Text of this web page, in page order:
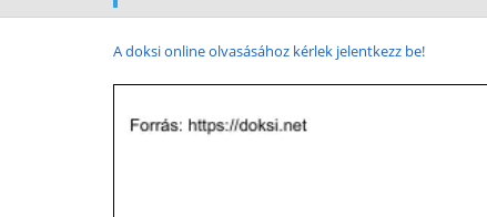
A doksi online olvasásához kérlek jelentkezz be!